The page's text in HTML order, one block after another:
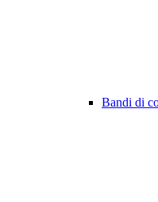
Bandi di